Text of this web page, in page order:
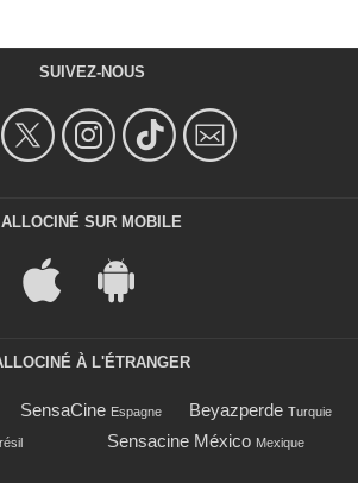
SUIVEZ-NOUS
ALLOCINÉ SUR MOBILE
À L'ÉTRANGER
SensaCine Espagne Beyazperde Turquie
Sensacine México Mexique